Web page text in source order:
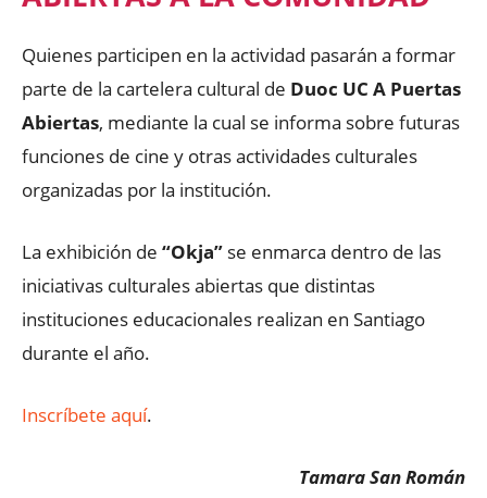
Quienes participen en la actividad pasarán a formar
parte de la cartelera cultural de Duoc UC A Puertas
Abiertas, mediante la cual se informa sobre futuras
funciones de cine y otras actividades culturales
organizadas por la institución.
La exhibición de “Okja” se enmarca dentro de las
iniciativas culturales abiertas que distintas
instituciones educacionales realizan en Santiago
durante el año.
Inscríbete aquí.
Tamara San Román